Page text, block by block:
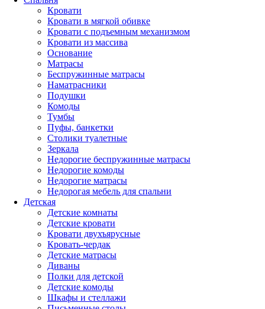
Кровати
Кровати в мягкой обивке
Кровати с подъемным механизмом
Кровати из массива
Основание
Матрасы
Беспружинные матрасы
Наматрасники
Подушки
Комоды
Тумбы
Пуфы, банкетки
Столики туалетные
Зеркала
Недорогие беспружинные матрасы
Недорогие комоды
Недорогие матрасы
Недорогая мебель для спальни
Детская
Детские комнаты
Детские кровати
Кровати двухъярусные
Кровать-чердак
Детские матрасы
Диваны
Полки для детской
Детские комоды
Шкафы и стеллажи